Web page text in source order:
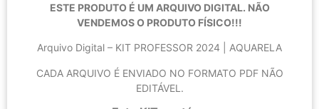
ESTE PRODUTO É UM ARQUIVO DIGITAL. NÃO
VENDEMOS O PRODUTO FÍSICO!!!
Arquivo Digital – KIT PROFESSOR 2024 | AQUARELA
CADA ARQUIVO É ENVIADO NO FORMATO PDF NÃO
EDITÁVEL.